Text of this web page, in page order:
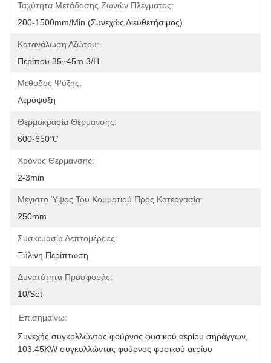
Ταχύτητα Μετάδοσης Ζωνών Πλέγματος:
200-1500mm/min (συνεχώς Διευθετήσιμος)
Κατανάλωση Αζώτου:
Περίπου 35~45m 3/h
Μέθοδος Ψύξης:
Αερόψυξη
Θερμοκρασία Θέρμανσης:
600-650℃
Χρόνος Θέρμανσης:
2-3min
Μέγιστο Ύψος Του Κομματιού Προς Κατεργασία:
250mm
Συσκευασία Λεπτομέρειες:
Ξύλινη Περίπτωση
Δυνατότητα Προσφοράς:
10/set
Επισημαίνω:
Συνεχής συγκολλώντας φούρνος φυσικού αερίου σηράγγων
103.45KW συγκολλώντας φούρνος φυσικού αερίου